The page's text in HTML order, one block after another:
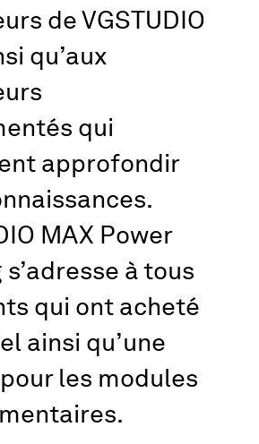
de VGSTUDIO
qu’aux
qui
approfondir
MAX Power
s’adresse à tous
qui ont acheté
ainsi qu’une
les modules